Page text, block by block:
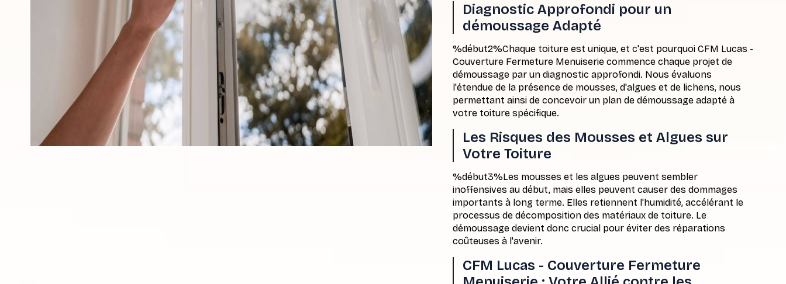
Diagnostic Approfondi pour un
démoussage Adapté
%début2%Chaque toiture est unique, et c'est pourquoi CFM Lucas -
Couverture Fermeture Menuiserie commence chaque projet de
démoussage par un diagnostic approfondi. Nous évaluons
l'étendue de la présence de mousses, d'algues et de lichens, nous
permettant ainsi de concevoir un plan de démoussage adapté à
votre toiture spécifique.
Les Risques des Mousses et Algues sur
Votre Toiture
%début3%Les mousses et les algues peuvent sembler
inoffensives au début, mais elles peuvent causer des dommages
importants à long terme. Elles retiennent l'humidité, accélérant le
processus de décomposition des matériaux de toiture. Le
démoussage devient donc crucial pour éviter des réparations
coûteuses à l'avenir.
CFM Lucas - Couverture Fermeture